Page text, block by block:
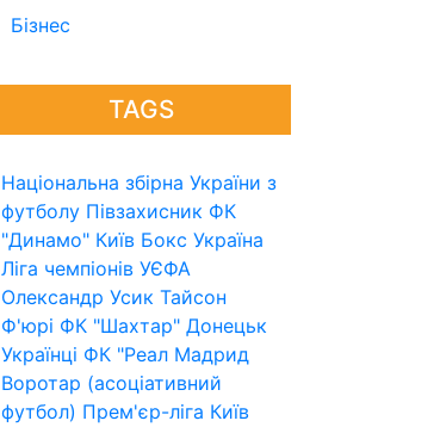
Бізнес
TAGS
Національна збірна України з
футболу Півзахисник ФК
"Динамо" Київ Бокс Україна
Ліга чемпіонів УЄФА
Олександр Усик Тайсон
Ф'юрі ФК "Шахтар" Донецьк
Українці ФК "Реал Мадрид
Воротар (асоціативний
футбол) Прем'єр-ліга Київ